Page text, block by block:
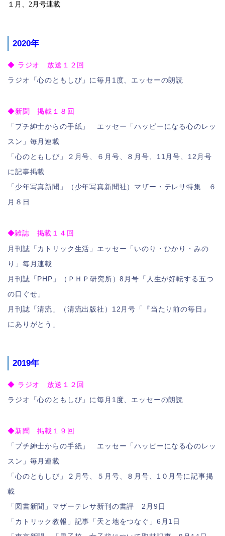
１月、2月号連載
2020年
◆ ラジオ 放送１２回
ラジオ「心のともしび」に毎月1度、エッセーの朗読
◆新聞 掲載１８回
「プチ紳士からの手紙」 エッセー「ハッピーになる心のレッ
スン」毎月連載
「心のともしび」２月号、６月号、８月号、11月号、12月号
に記事掲載
「少年写真新聞」（少年写真新聞社）マザー・テレサ特集 ６
月８日
◆雑誌 掲載１４回
月刊誌「カトリック生活」エッセー「いのり・ひかり・みの
り」毎月連載
月刊誌「PHP」（ＰＨＰ研究所）8月号「人生が好転する五つ
の口ぐせ」
月刊誌「清流」（清流出版社）12月号「『当たり前の毎日』
にありがとう」
2019年
◆ ラジオ 放送１２回
ラジオ「心のともしび」に毎月1度、エッセーの朗読
◆新聞 掲載１９回
「プチ紳士からの手紙」 エッセー「ハッピーになる心のレッ
スン」毎月連載
「心のともしび」２月号、５月号、８月号、1０月号に記事掲
載
「図書新聞」マザーテレサ新刊の書評 2月9日
「カトリック教報」記事「天と地をつなぐ」6月1日